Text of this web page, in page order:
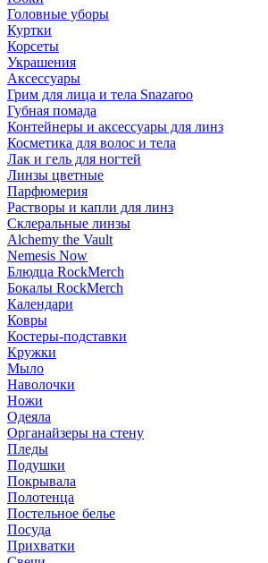
Головные уборы
Куртки
Корсеты
Украшения
Аксессуары
Грим для лица и тела Snazaroo
Губная помада
Контейнеры и аксессуары для линз
Косметика для волос и тела
Лак и гель для ногтей
Линзы цветные
Парфюмерия
Растворы и капли для линз
Склеральные линзы
Alchemy the Vault
Nemesis Now
Блюдца RockMerch
Бокалы RockMerch
Календари
Ковры
Костеры-подставки
Кружки
Мыло
Наволочки
Ножи
Одеяла
Органайзеры на стену
Пледы
Подушки
Покрывала
Полотенца
Постельное белье
Посуда
Прихватки